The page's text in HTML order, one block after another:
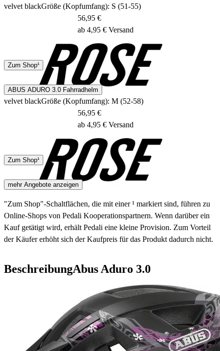
velvet blackGröße (Kopfumfang): S (51-55)
DHL
56,95 €
ab 4,95 € Versand
Zum Shop¹
ABUS ADURO 3.0 Fahrradhelm
velvet blackGröße (Kopfumfang): M (52-58)
DHL
56,95 €
ab 4,95 € Versand
Zum Shop¹
mehr Angebote anzeigen
"Zum Shop"-Schaltflächen, die mit einer ¹ markiert sind, führen zu
Online-Shops von Pedali Kooperationspartnern. Wenn darüber ein
Kauf getätigt wird, erhält Pedali eine kleine Provision. Zum Vorteil
der Käufer erhöht sich der Kaufpreis für das Produkt dadurch nicht.
BeschreibungAbus Aduro 3.0